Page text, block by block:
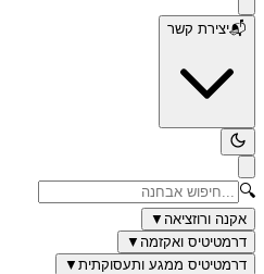
📬יצירת קשר
🔍
אקנה ורוזציאה ▼
דרמטיטיס ואקזמה ▼
דרמטיטיס ממגע ותעסוקתית ▼